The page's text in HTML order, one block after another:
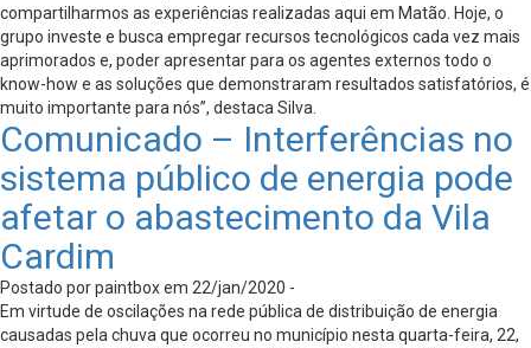
compartilharmos as experiências realizadas aqui em Matão. Hoje, o
grupo investe e busca empregar recursos tecnológicos cada vez mais
aprimorados e, poder apresentar para os agentes externos todo o
know-how e as soluções que demonstraram resultados satisfatórios, é
muito importante para nós”, destaca Silva.
Comunicado – Interferências no
sistema público de energia pode
afetar o abastecimento da Vila
Cardim
Postado por paintbox em 22/jan/2020 -
Em virtude de oscilações na rede pública de distribuição de energia
causadas pela chuva que ocorreu no município nesta quarta-feira, 22,